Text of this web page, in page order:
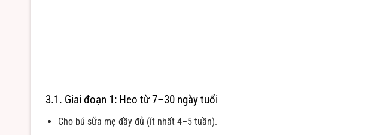
3.1. Giai đoạn 1: Heo từ 7–30 ngày tuổi
Cho bú sữa mẹ đầy đủ (ít nhất 4–5 tuần).